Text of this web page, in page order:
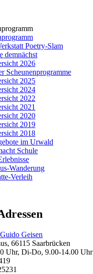
Poetry-Slam
demnächst
2026
Scheunenprogramme
2025
2024
2022
2021
2020
2019
2018
im Urwald
Schule
Wanderung
Verleih
Geisen
66115 Saarbrücken
Uhr, Di-Do, 9.00-14.00 Uhr